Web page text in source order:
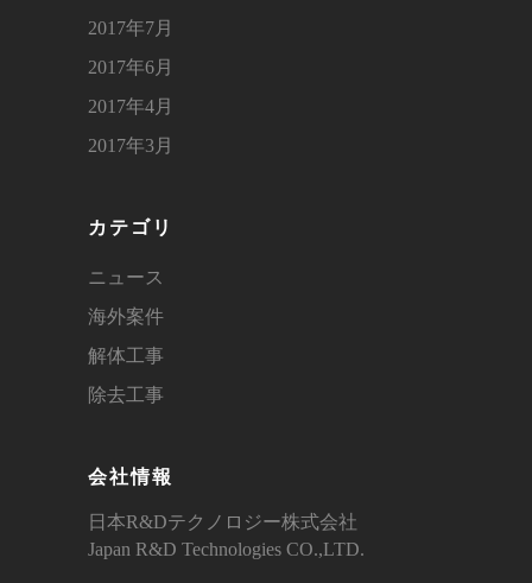
2017年7月
2017年6月
2017年4月
2017年3月
カテゴリ
ニュース
海外案件
解体工事
除去工事
会社情報
日本R&Dテクノロジー株式会社
Japan R&D Technologies CO.,LTD.